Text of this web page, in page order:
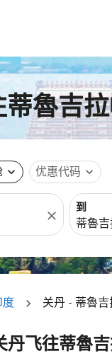
蒂魯吉
expand_more 优惠代码 expand_more
close
到
度 关丹 - 蒂魯吉
丹飞往蒂魯
。请调整您的筛选